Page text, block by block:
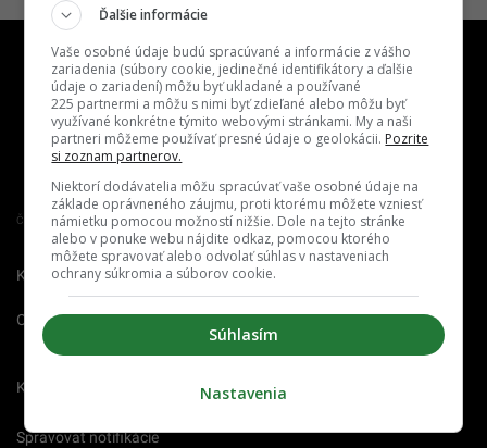
Člen združenia IAB Slovakia
Kontakt Inzercia
O nás Redakcia
Nahlásiť
Kariéra
Spravovať notifikácie
Ďalšie informácie
Vaše osobné údaje budú spracúvané a informácie z vášho
zariadenia (súbory cookie, jedinečné identifikátory a ďalšie
údaje o zariadení) môžu byť ukladané a používané
225 partnermi a môžu s nimi byť zdieľané alebo môžu byť
využívané konkrétne týmito webovými stránkami. My a naši
partneri môžeme používať presné údaje o geolokácii. Pozrite
si zoznam partnerov.
Niektorí dodávatelia môžu spracúvať vaše osobné údaje na
základe oprávneného záujmu, proti ktorému môžete vzniesť
námietku pomocou možností nižšie. Dole na tejto stránke
alebo v ponuke webu nájdite odkaz, pomocou ktorého
môžete spravovať alebo odvolať súhlas v nastaveniach
ochrany súkromia a súborov cookie.
Súhlasím
Nastavenia